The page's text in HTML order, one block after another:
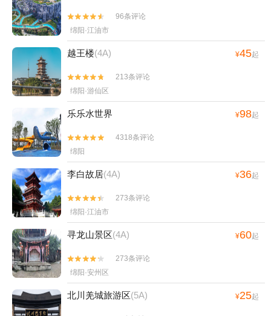


96条评论
绵阳·江油市
越王楼(4A) ¥45起


213条评论
绵阳·游仙区
乐乐水世界 ¥98起


4318条评论
绵阳
李白故居(4A) ¥36起


273条评论
绵阳·江油市
寻龙山景区(4A) ¥60起


273条评论
绵阳·安州区
北川羌城旅游区(5A) ¥25起